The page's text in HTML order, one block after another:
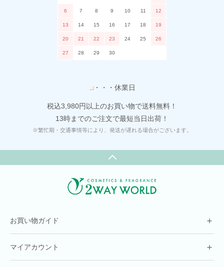
6 7 8 9 10 11 12
13 14 15 16 17 18 19
20 21 22 23 24 25 26
27 28 29 30
■ ・・・休業日
税込3,980円以上のお買い物で送料無料！
13時までのご注文で最短当日出荷！
※繁忙期・交通事情等により、発送が遅れる場合がございます。
お買い物ガイド ＋
マイアカウント ＋